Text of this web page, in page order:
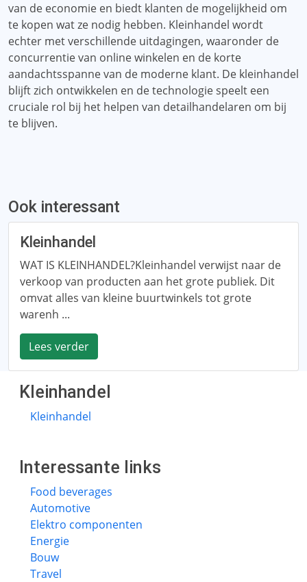
van de economie en biedt klanten de mogelijkheid om
te kopen wat ze nodig hebben. Kleinhandel wordt
echter met verschillende uitdagingen, waaronder de
concurrentie van online winkelen en de korte
aandachtsspanne van de moderne klant. De kleinhandel
blijft zich ontwikkelen en de technologie speelt een
cruciale rol bij het helpen van detailhandelaren om bij
te blijven.
Ook interessant
Kleinhandel
WAT IS KLEINHANDEL?Kleinhandel verwijst naar de
verkoop van producten aan het grote publiek. Dit
omvat alles van kleine buurtwinkels tot grote
warenh ...
Lees verder
Kleinhandel
Kleinhandel
Interessante links
Food beverages
Automotive
Elektro componenten
Energie
Bouw
Travel